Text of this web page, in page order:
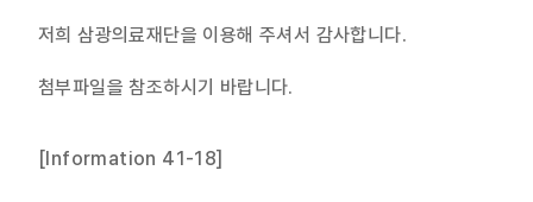
고객 서비스
재단 안내
저희 삼광의료재단을 이용해 주셔서 감사합니다.
첨부파일을 참조하시기 바랍니다.
[Information 41-18]